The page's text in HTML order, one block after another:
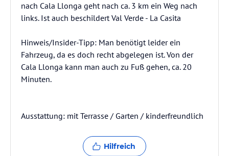
nach Cala Llonga geht nach ca. 3 km ein Weg nach
links. Ist auch beschildert Val Verde - La Casita
Hinweis/Insider-Tipp: Man benötigt leider ein
Fahrzeug, da es doch recht abgelegen ist. Von der
Cala Llonga kann man auch zu Fuß gehen, ca. 20
Minuten.
Ausstattung: mit Terrasse / Garten / kinderfreundlich
Hilfreich